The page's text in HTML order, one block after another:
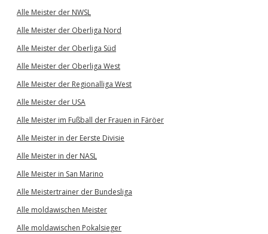
Alle Meister der NWSL
Alle Meister der Oberliga Nord
Alle Meister der Oberliga Süd
Alle Meister der Oberliga West
Alle Meister der Regionalliga West
Alle Meister der USA
Alle Meister im Fußball der Frauen in Färöer
Alle Meister in der Eerste Divisie
Alle Meister in der NASL
Alle Meister in San Marino
Alle Meistertrainer der Bundesliga
Alle moldawischen Meister
Alle moldawischen Pokalsieger